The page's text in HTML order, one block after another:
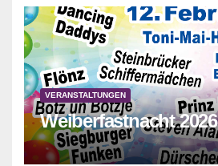
VERANSTALTUNGEN
Weiberfastnacht 2026